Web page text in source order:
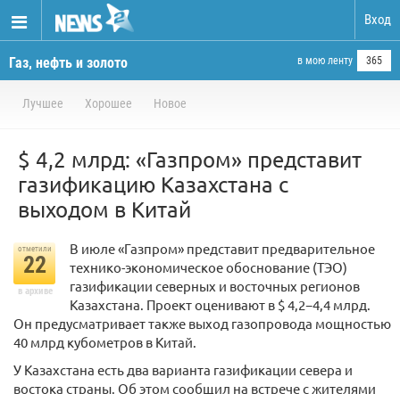
Вход
Газ, нефть и золото в мою ленту 365
Лучшее Хорошее Новое
$ 4,2 млрд: «Газпром» представит
газификацию Казахстана с
выходом в Китай
отметили
22
в архиве
В июле «Газпром» представит предварительное
технико-экономическое обоснование (ТЭО)
газификации северных и восточных регионов
Казахстана. Проект оценивают в $ 4,2−4,4 млрд.
Он предусматривает также выход газопровода мощностью
40 млрд кубометров в Китай.
У Казахстана есть два варианта газификации севера и
востока страны. Об этом сообщил на встрече с жителями